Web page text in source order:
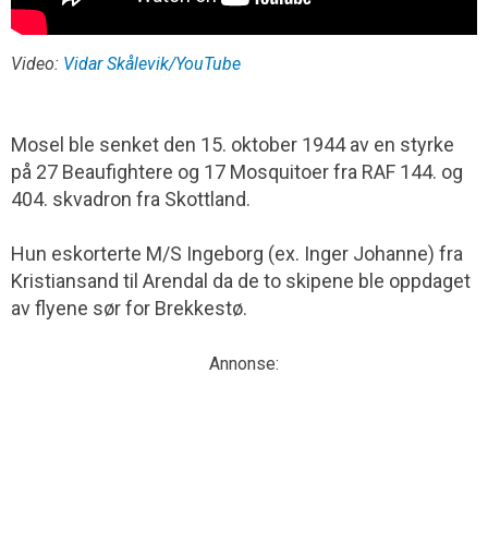
Video: Vidar Skålevik/YouTube
Mosel ble senket den 15. oktober 1944 av en styrke
på 27 Beaufightere og 17 Mosquitoer fra RAF 144. og
404. skvadron fra Skottland.
Hun eskorterte M/S Ingeborg (ex. Inger Johanne) fra
Kristiansand til Arendal da de to skipene ble oppdaget
av flyene sør for Brekkestø.
Annonse: